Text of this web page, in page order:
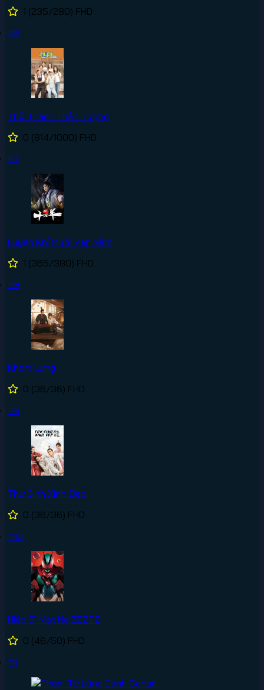
1 (235/280) FHD
#6
Thử Thách Thần Tượng
0 (814/1000) FHD
#7
Luyện Khí Mười Vạn Năm
1 (365/380) FHD
#8
Khom Lưng
0 (36/36) FHD
#9
Thư Sinh Xinh Đẹp
0 (36/36) FHD
#10
Hiệp Sĩ Mặt Nạ ZEZTZ
0 (46/50) FHD
#1